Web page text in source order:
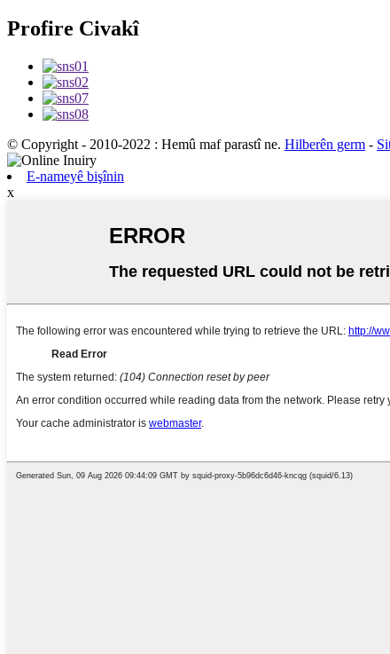
Profire Civakî
© Copyright - 2010-2022 : Hemû maf parastî ne. Hilberên germ -
E-nameyê bişînin
x